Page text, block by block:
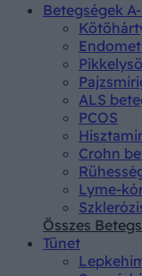
Betegségek
ALS
PCOS
Crohn
Lyme-
Összes
Tünet